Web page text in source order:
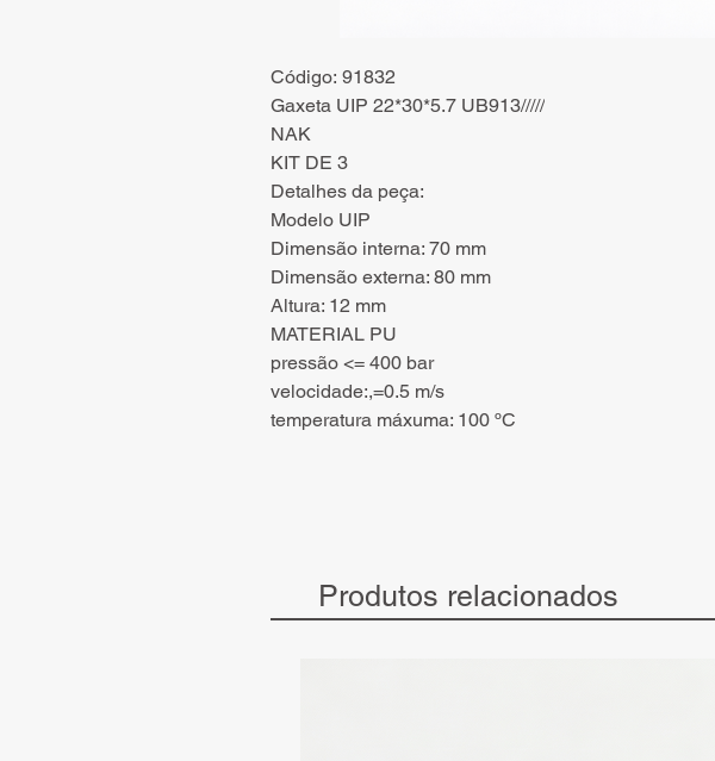
Código: 91832
Gaxeta UIP 22*30*5.7 UB913/////
NAK
KIT DE 3
Detalhes da peça:
Modelo UIP
Dimensão interna: 70 mm
Dimensão externa: 80 mm
Altura: 12 mm
MATERIAL PU
pressão <= 400 bar
velocidade:,=0.5 m/s
temperatura máxuma: 100 ºC
Produtos relacionados